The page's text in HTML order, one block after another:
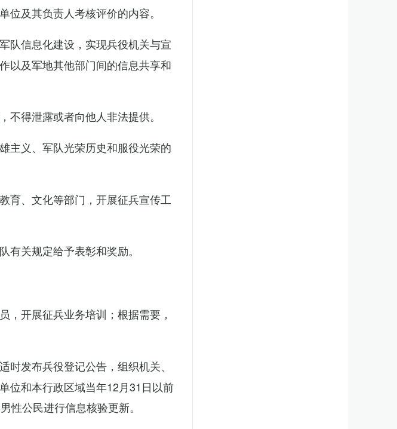
及其负责人考核评价的内容。
队信息化建设，实现兵役机关与宣
以及军地其他部门间的信息共享和
得泄露或者向他人非法提供。
主义、军队光荣历史和服役光荣的
育、文化等部门，开展征兵宣传工
关规定给予表彰和奖励。
开展征兵业务培训；根据需要，
发布兵役登记公告，组织机关、
位和本行政区域当年12月31日以前
性公民进行信息核验更新。